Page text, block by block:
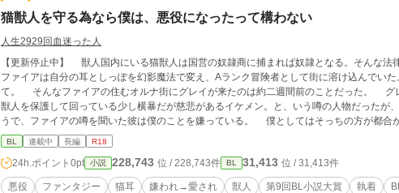
猫獣人を守る為なら僕は、悪役になったって構わない
人生2929回血迷った人
【更新停止中】 獣人国内にいる猫獣人は国営の奴隷商に捕まれば奴隷となる。そんな法律が出来てから早二十年。 猫獣人である
ファイアは自分の耳としっぽを幻影魔法で変え、Aランク冒険者として街に溶け込んでい
て。 そんなファイアの住むオルナ街にグレイが来たのは約二週間前のことだった。 グレイとは、冒険者として活動しながらも猫
獣人を保護して回っている少し横暴だが慈悲があるイケメン。と、いう噂の人物だったが
うで、ファイアの噂を聞いた彼は僕のことを嫌っている。 僕としてはそっちの方が都合がいいんだけどね。 それに僕は好かれた
いなんて思っていない。……思っちゃいけない。 僕は皆を守るんだから。守らなきゃい
になることだって厭わない。
BL 連載中 長編 R18
24h.ポイント 0pt 小説 228,743 位 / 228,743件 BL 31,413 位 / 31,413件
悪役 ファンタジー 猫耳 嫌われ→愛され 獣人 第9回BL小説大賞 執着